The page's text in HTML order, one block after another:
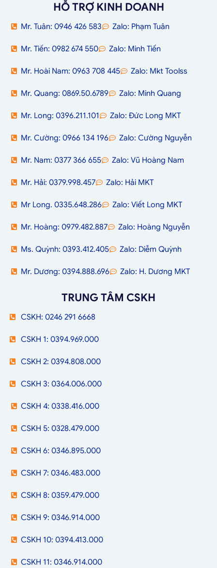
HỖ TRỢ KINH DOANH
Mr. Tuân: 0946 426 583 Zalo: Phạm Tuân
Mr. Tiến: 0982 674 550 Zalo: Minh Tiến
Mr. Hoài Nam: 0963 708 445 Zalo: Mkt Toolss
Mr. Quang: 0869.50.6789 Zalo: Minh Quang
Mr. Long: 0396.211.101 Zalo: Đức Long MKT
Mr. Cường: 0966 134 196 Zalo: Cường Nguyễn
Mr. Nam: 0377 366 655 Zalo: Vũ Hoàng Nam
Mr. Hải: 0379.998.457 Zalo: Hải MKT
Mr Long. 0335.648.286 Zalo: Viết Long MKT
Mr. Hoàng: 0979.482.887 Zalo: Hoàng Nguyễn
Ms. Quỳnh: 0393.412.405 Zalo: Diễm Quỳnh
Mr. Dương: 0394.888.696 Zalo: H. Dương MKT
TRUNG TÂM CSKH
CSKH: 0246 291 6668
CSKH 1: 0394.969.000
CSKH 2: 0394.808.000
CSKH 3: 0364.006.000
CSKH 4: 0338.416.000
CSKH 5: 0328.479.000
CSKH 6: 0346.895.000
CSKH 7: 0346.483.000
CSKH 8: 0359.479.000
CSKH 9: 0346.914.000
CSKH 10: 0394.413.000
CSKH 11: 0346.914.000